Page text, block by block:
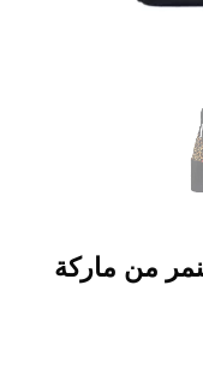
من ماركة